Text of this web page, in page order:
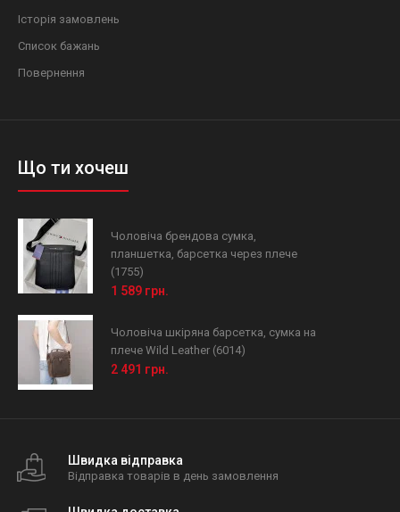
Історія замовлень
Список бажань
Повернення
Що ти хочеш
Чоловіча брендова сумка,
планшетка, барсетка через плече
(1755)
1 589 грн.
Чоловіча шкіряна барсетка, сумка на
плече Wild Leather (6014)
2 491 грн.
Швидка відправка
Відправка товарів в день замовлення